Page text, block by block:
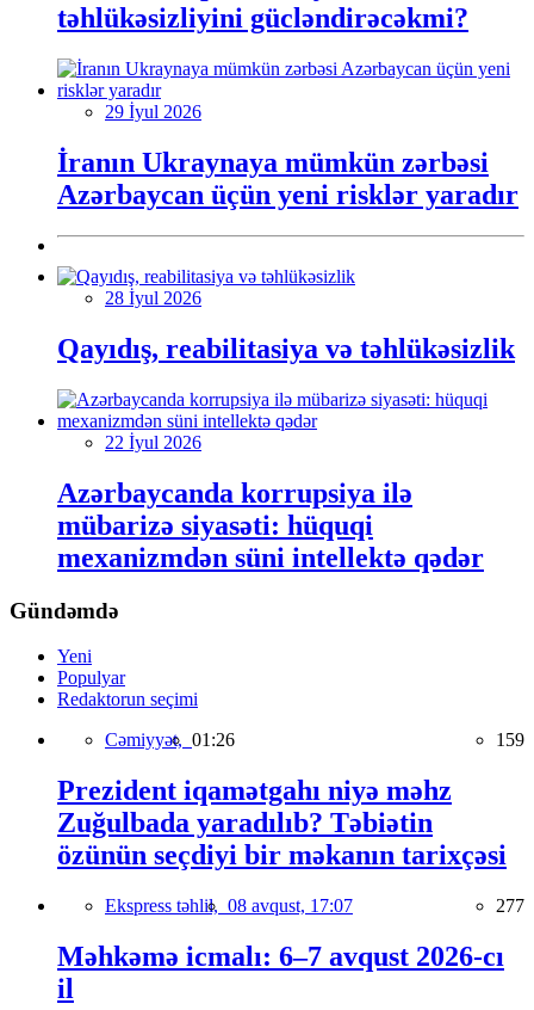
təhlükəsizliyini gücləndirəcəkmi?
29 İyul 2026
İranın Ukraynaya mümkün zərbəsi
Azərbaycan üçün yeni risklər yaradır
28 İyul 2026
Qayıdış, reabilitasiya və təhlükəsizlik
22 İyul 2026
Azərbaycanda korrupsiya ilə
mübarizə siyasəti: hüquqi
mexanizmdən süni intellektə qədər
Gündəmdə
Yeni
Populyar
Redaktorun seçimi
Cəmiyyət, 01:26 159
Prezident iqamətgahı niyə məhz
Zuğulbada yaradılıb? Təbiətin
özünün seçdiyi bir məkanın tarixçəsi
Ekspress təhlil, 08 avqust, 17:07 277
Məhkəmə icmalı: 6–7 avqust 2026-cı
il